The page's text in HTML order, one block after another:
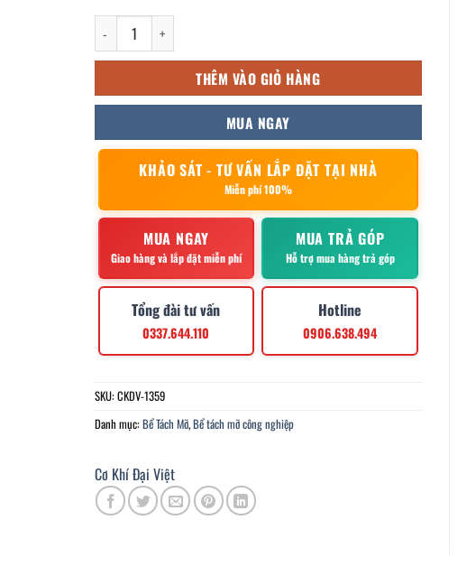
Bể tách mỡ inox 750l số lượng
THÊM VÀO GIỎ HÀNG
MUA NGAY
KHẢO SÁT - TƯ VẤN LẮP ĐẶT TẠI NHÀ
Miễn phí 100%
MUA NGAY
Giao hàng và lắp đặt miễn phí
MUA TRẢ GÓP
Hỗ trợ mua hàng trả góp
Tổng đài tư vấn
0337.644.110
Hotline
0906.638.494
SKU:CKDV-1359
Danh mục:Bể Tách Mỡ,Bể tách mỡ công nghiệp
Cơ Khí Đại Việt